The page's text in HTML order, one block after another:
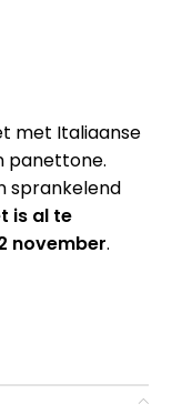
met Italiaanse
panettone.
sprankelend
is al te
november.